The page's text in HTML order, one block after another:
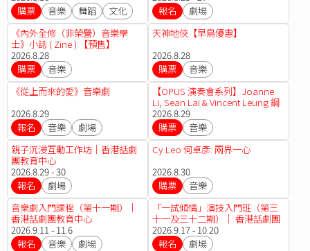
購票
音樂 舞蹈 文化
報名
劇場
《內外全修（非榮譽）音樂學
士》小誌 ( Zine ) 【預售】
2026.8.28
購票
音樂
天神地俠【早鳥優惠】
2026.8.28
購票
音樂
《從上而來的愛》音樂劇
2026.8.29
報名
音樂 劇場
【OPUS 演奏會系列】Joanne
Li, Sean Lai & Vincent Leung 鋼
琴三重奏
2026.8.29
購票
音樂
親子沉浸互動工作坊｜香港話劇
團教育中心
2026.8.29 - 30
報名
劇場
Cy Leo 何卓彥: 兩界一心
2026.8.30
購票
音樂
音樂劇入門課程（第十一期）｜
香港話劇團教育中心
2026.9.11 - 11.6
報名
音樂 劇場
「一試傾情」演技入門班（第三
十一及三十二期）│ 香港話劇團
教育中心
2026.9.17 - 10.20
報名
劇場